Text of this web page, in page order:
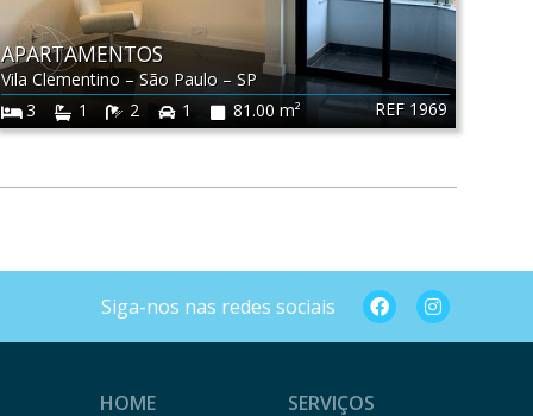
REF 1969
APARTAMENTOS
Vila Clementino – São Paulo – SP
3
1 2 1 81.00 m²
Siga-nos nas redes sociais
HOME SERVIÇOS